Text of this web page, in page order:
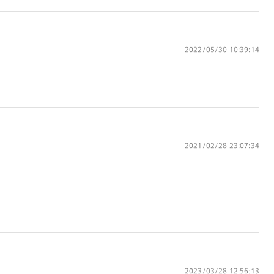
2022/05/30 10:39:14
2021/02/28 23:07:34
2023/03/28 12:56:13